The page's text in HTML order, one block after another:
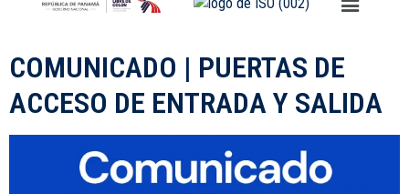
COMUNICADO | PUERTAS DE
ACCESO DE ENTRADA Y SALIDA